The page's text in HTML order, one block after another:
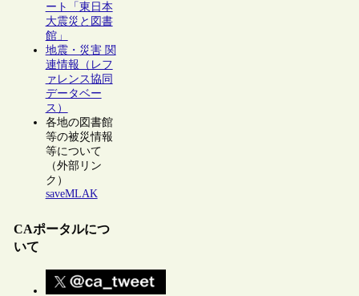
ート「東日本
大震災と図書
館」
地震・災害 関
連情報（レフ
ァレンス協同
データベー
ス）
各地の図書館
等の被災情報
等について
（外部リン
ク）
saveMLAK
CAポータルにつ
いて